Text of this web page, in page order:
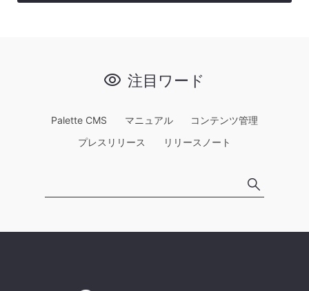
注目ワード
Palette CMS マニュアル
コンテンツ管理
プレスリリース
リリースノート